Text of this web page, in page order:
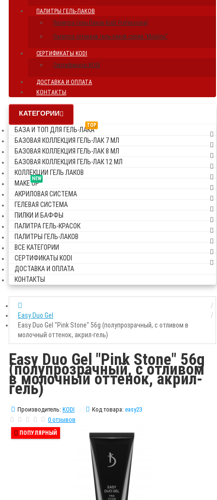
ПАЛИТРЫ ГЕЛЬ-ЛАКОВ
Палитра Гель-Лаков Kodi Professional
Палитра оттенков гель-лаков серии "Mouline"
СЕРТИФИКАТЫ KODI
Сертификаты KODI
ДОСТАВКА И ОПЛАТА
КОНТАКТЫ
КАТЕГОРИИ
TOP
БАЗА И ТОП ДЛЯ ГЕЛЬ-ЛАКА
БАЗОВАЯ КОЛЛЕКЦИЯ ГЕЛЬ-ЛАК 7 МЛ
БАЗОВАЯ КОЛЛЕКЦИЯ ГЕЛЬ-ЛАК 8 МЛ
БАЗОВАЯ КОЛЛЕКЦИЯ ГЕЛЬ-ЛАК 12 МЛ
КОЛЛЕКЦИИ ГЕЛЬ ЛАКОВ
NEW
MAKE UP
АКРИЛОВАЯ СИСТЕМА
ГЕЛЕВАЯ СИСТЕМА
ПИЛКИ И БАФФЫ
ПАЛИТРА ГЕЛЬ-КРАСОК
ПАЛИТРЫ ГЕЛЬ-ЛАКОВ
ВСЕ КАТЕГОРИИ
СЕРТИФИКАТЫ KODI
ДОСТАВКА И ОПЛАТА
КОНТАКТЫ
Easy Duo Gel
Easy Duo Gel "Pink Stone" 56g (полупрозрачный, с отливом в
молочный оттенок, акрил-гель)
Easy Duo Gel "Pink Stone" 56g
(полупрозрачный, с отливом
в молочный оттенок, акрил-
гель)
Производитель: KODI Код товара: easy23
0 отзывов
ПОПУЛЯРНЫЙ